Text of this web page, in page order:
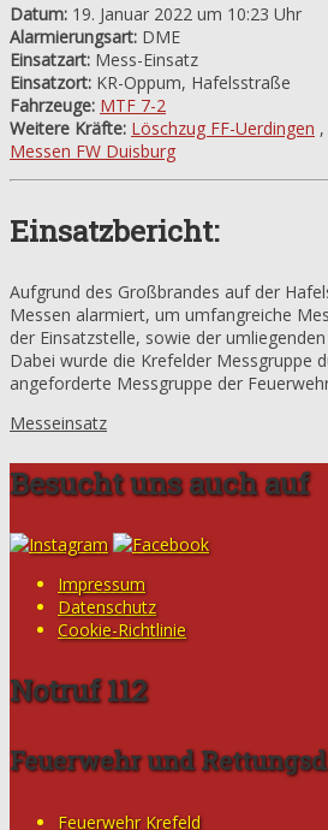
Datum: 19. Januar 2022 um 10:23 Uhr
Alarmierungsart: DME
Einsatzart: Mess-Einsatz
Einsatzort: KR-Oppum, Hafelsstraße
Fahrzeuge: MTF 7-2
Weitere Kräfte: Löschzug FF-Uerdingen ,
Messen FW Duisburg
Einsatzbericht:
Aufgrund des Großbrandes auf der
Messen alarmiert, um umfangreiche
der Einsatzstelle, sowie der
Dabei wurde die Krefelder Messgruppe
angeforderte Messgruppe der
Messeinsatz
Besucht uns auch auf
Impressum
Datenschutz
Cookie-Richtlinie
Notruf 112
Feuerwehr und
Feuerwehr Krefeld